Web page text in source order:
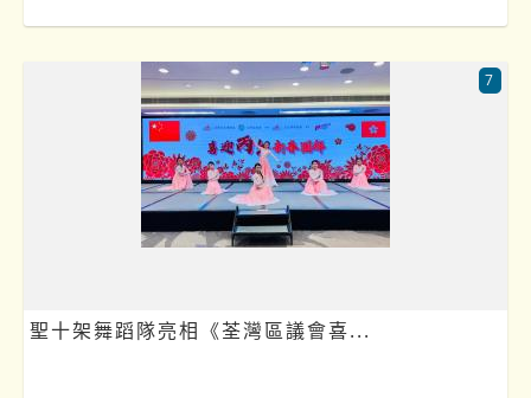
聖十架舞蹈隊亮相《荃灣區議會喜...
7